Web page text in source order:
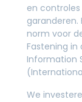
en
garanderen.
norm voor
Fastening in
Information
We